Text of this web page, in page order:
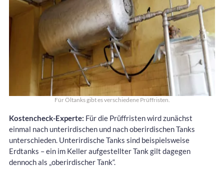
Für Öltanks gibt es verschiedene Prüffristen.
Kostencheck-Experte: Für die Prüffristen wird zunächst
einmal nach unterirdischen und nach oberirdischen Tanks
unterschieden. Unterirdische Tanks sind beispielsweise
Erdtanks – ein im Keller aufgestellter Tank gilt dagegen
dennoch als „oberirdischer Tank“.